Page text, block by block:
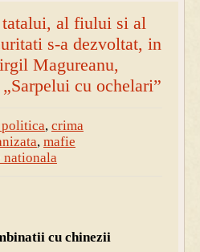
al fiului si al
s-a dezvoltat, in
Magureanu,
cu ochelari”
, crima
, mafie
nationala
cu chinezii